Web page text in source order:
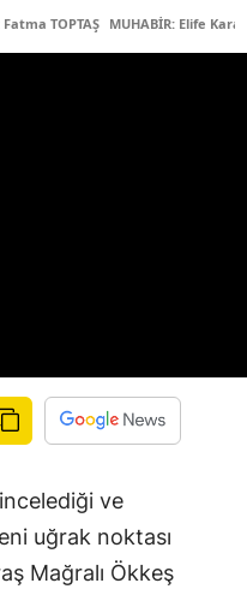
Fatma TOPTAŞ MUHABİR: Elife
ve
uğrak noktası
Mağralı Ökkeş